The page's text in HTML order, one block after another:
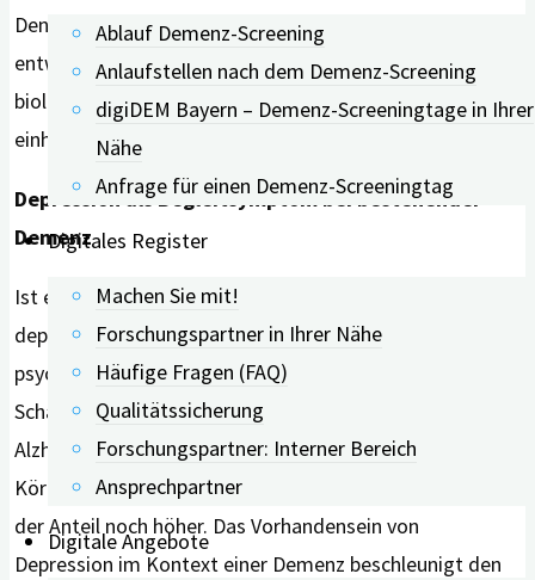
Ablauf Demenz-Screening
Anlaufstellen nach dem Demenz-Screening
digiDEM Bayern – Demenz-Screeningtage in Ihrer
Nähe
Anfrage für einen Demenz-Screeningtag
Digitales Register
Machen Sie mit!
Forschungspartner in Ihrer Nähe
Häufige Fragen (FAQ)
Qualitätssicherung
Forschungspartner: Interner Bereich
Ansprechpartner
Digitale Angebote
Denkfähigkeiten häufiger und rascher eine Demenz
entwickeln. Die Autoren betonen jedoch, dass die
biologischen Belege hierfür noch begrenzt und nicht
einheitlich sind.
Depression als Begleitsymptom bei bestehender
Demenz
Ist eine Demenz bereits diagnostiziert, treten
depressive Symptome häufig als Teil der begleitenden
psychischen und verhaltensbezogenen Beschwerden auf.
Schätzungen zufolge sind 30 bis 50 % der Menschen mit
Alzheimer-Demenz davon betroffen; bei der Lewy-
Körper-Demenz und der frontotemporalen Demenz ist
der Anteil noch höher. Das Vorhandensein von
Depression im Kontext einer Demenz beschleunigt den